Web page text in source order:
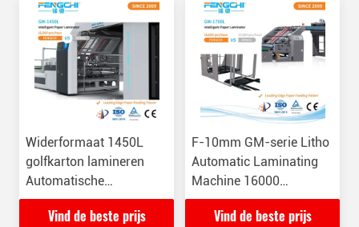
Widerformaat 1450L
golfkarton lamineren
Automatische
lamineermachine 26KW
Vind de beste prijs
F-10mm GM-serie Litho
Automatic Laminating
Machine 16000
vellen/uur
Vind de beste prijs